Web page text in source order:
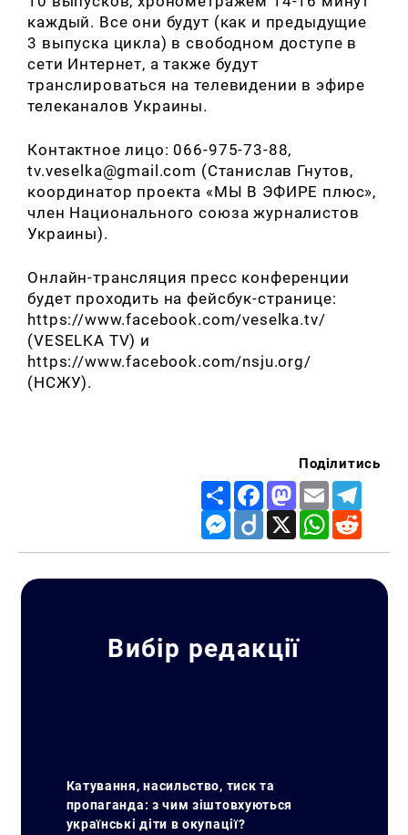
каждый. Все они будут (как и предыдущие
3 выпуска цикла) в свободном доступе в
сети Интернет, а также будут
транслироваться на телевидении в эфире
телеканалов Украины.
Контактное лицо: 066-975-73-88,
tv.veselka@gmail.com (Станислав Гнутов,
координатор проекта «МЫ В ЭФИРЕ плюс»,
член Национального союза журналистов
Украины).
Онлайн-трансляция пресс конференции
будет проходить на фейсбук-странице:
https://www.facebook.com/veselka.tv/
(VESELKA TV) и
https://www.facebook.com/nsju.org/
(НСЖУ).
Поділитись
Share FacebookMastodon
Email
Messenger
Diigo X WhatsApp
Вибір редакції
Катування, насильство, тиск та
пропаганда: з чим зіштовхуються
українські діти в окупації?